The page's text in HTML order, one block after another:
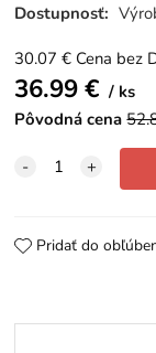
Dostupnosť:
30.07 € Cena bez
36.99€
ks
Pôvodná cena
Pridať do